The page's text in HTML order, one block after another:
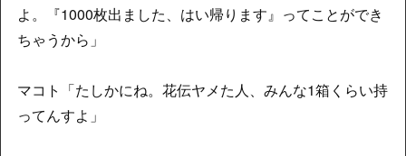
よ。『1000枚出ました、はい帰ります』ってことができ
ちゃうから」
マコト「たしかにね。花伝ヤメた人、みんな1箱くらい持
ってんすよ」